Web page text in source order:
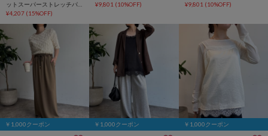
ットスーパーストレッチパ
ンツ
¥4,207 (15%OFF)
¥9,801 (10%OFF)
¥9,801 (10%OFF)
￥1,000クーポン ￥1,000クーポン ￥1,000クーポン